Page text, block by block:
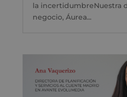
la incertidumbreNuestra
negocio, Áurea...